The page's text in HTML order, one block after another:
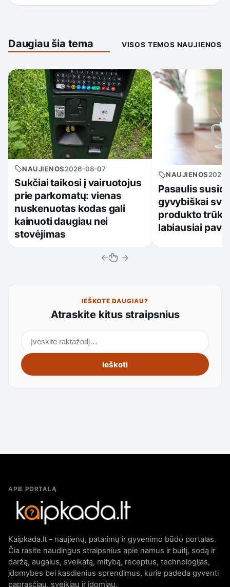
Daugiau šia tema VISOS TEMOS NAUJIENOS
NAUJIENOS2026-08-07
Sukčiai taikosi į vairuotojus
prie parkomatų: vienas
nuskenuotas kodas gali
kainuoti daugiau nei
stovėjimas
NAUJIENOS
Pasaulis
gyvybiškai
produkto
labiausiai
← →
IEŠKOTE DAUGIAU?
Atraskite kitus straipsnius
Ieškoti
APIE PORTALĄ
Kaipkada.lt – naujienų, patarimų ir gyvenimo būdo portalas.
Čia rasite naudingus straipsnius apie namus ir buitį, sodą ir
daržą, augalus, sveikatą, mitybą, receptus, technologijas,
įdomybes bei kasdienius sprendimus, kurie padeda gyventi
paprasčiau, sveikiau ir įdomiau.